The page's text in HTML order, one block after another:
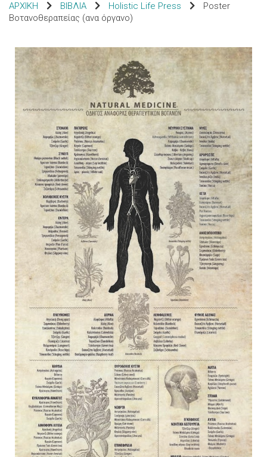
ΑΡΧΙΚΗ ΒΙΒΛΙΑ Holistic Life Press
Poster
Βοτανοθεραπείας (ανα όργανο)